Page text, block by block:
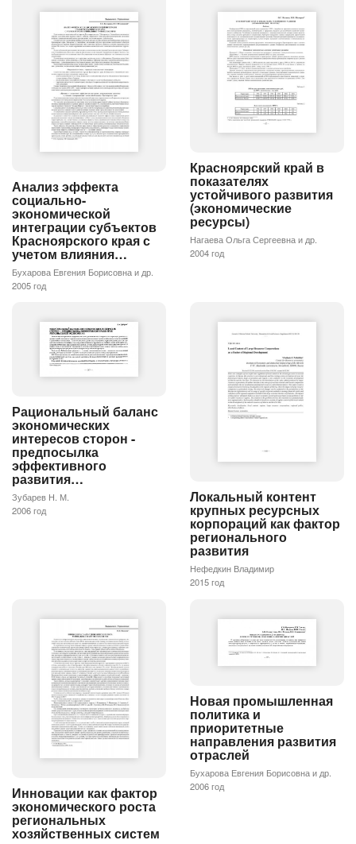
Анализ эффекта
социально-
экономической
интеграции субъектов
Красноярского края с
учетом влияния…
Бухарова Евгения Борисовна и др.
2005 год
Красноярский край в
показателях
устойчивого развития
(экономические
ресурсы)
Нагаева Ольга Сергеевна и др.
2004 год
Рациональный баланс
экономических
интересов сторон -
предпосылка
эффективного
развития…
Зубарев Н. М.
2006 год
Локальный контент
крупных ресурсных
корпораций как фактор
регионального
развития
Нефедкин Владимир
2015 год
Инновации как фактор
экономического роста
региональных
хозяйственных систем
Новая промышленная
политика и
приоритетные
направления развития
отраслей
Бухарова Евгения Борисовна и др.
2006 год